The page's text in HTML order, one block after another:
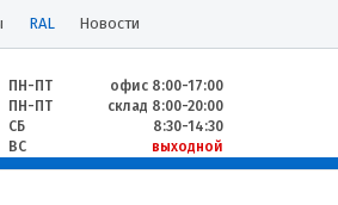
RAL Новости
ПН-ПТ
офис 8:00-17:00
ПН-ПТ
склад 8:00-20:00
СБ
8:30-14:30
ВС
выходной